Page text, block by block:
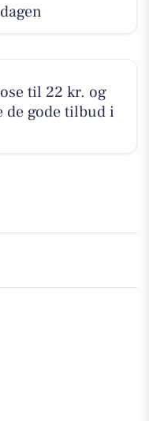
til 22 kr. og
de gode tilbud i